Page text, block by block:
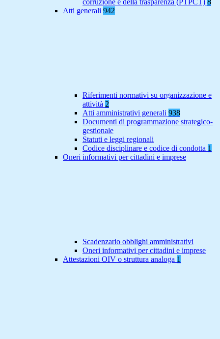
corruzione e della trasparenza (PTPCT) 8
Atti generali 942
Riferimenti normativi su organizzazione e
attività 2
Atti amministrativi generali 938
Documenti di programmazione strategico-
gestionale
Statuti e leggi regionali
Codice disciplinare e codice di condotta 1
Oneri informativi per cittadini e imprese
Scadenzario obblighi amministrativi
Oneri informativi per cittadini e imprese
Attestazioni OIV o struttura analoga 1